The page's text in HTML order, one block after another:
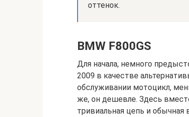
оттенок.
BMW F800GS
Для начала, немного
2009 в качестве
обслуживании мотоцикл,
же, он дешевле. Здесь
тривиальная цепь и обычная